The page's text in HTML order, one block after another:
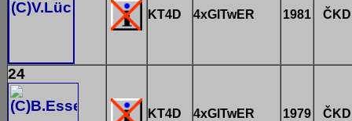
KT4D 4xGlTwER 1981
24
KT4D 4xGlTwER 1979